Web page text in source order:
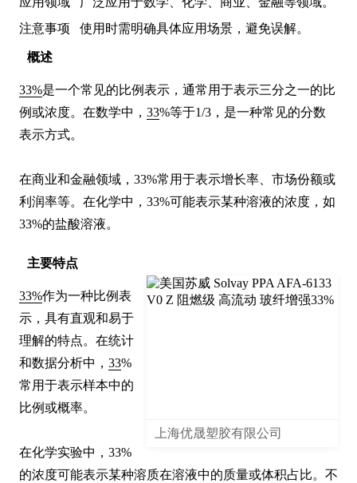
概述
33%是一个常见的比例表示，通常用于表示三分之一的比
例或浓度。在数学中， 33%等于1/3，是一种常见的分数
表示方式。
在商业和金融领域，33%常用于表示增长率、市场份额或
利润率等。在化学中，33%可能表示某种溶液的浓度，如
33%的盐酸溶液。
主要特点
上海优晟塑胶有限公司
33%作为一种比例表
示，具有直观和易于
理解的特点。在统计
和数据分析中， 33%
常用于表示样本中的
比例或概率。
在化学实验中，33%
的浓度可能表示某种溶质在溶液中的质量或体积占比。不
注意事项
使用时需明确具体应用场景，避免误解。